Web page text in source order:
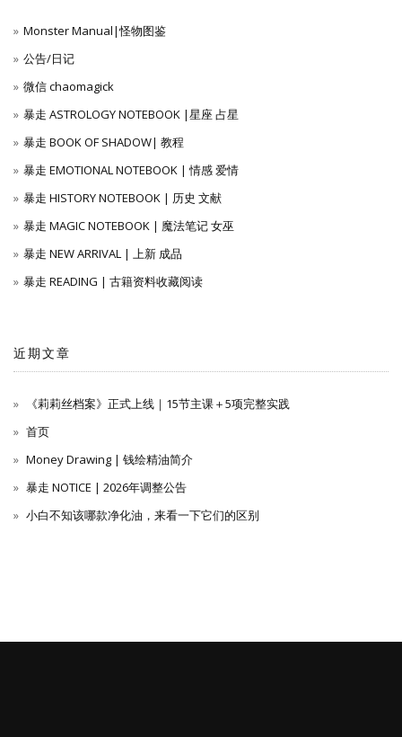
Monster Manual|怪物图鉴
公告/日记
微信 chaomagick
暴走 ASTROLOGY NOTEBOOK |星座 占星
暴走 BOOK OF SHADOW| 教程
暴走 EMOTIONAL NOTEBOOK | 情感 爱情
暴走 HISTORY NOTEBOOK | 历史 文献
暴走 MAGIC NOTEBOOK | 魔法笔记 女巫
暴走 NEW ARRIVAL | 上新 成品
暴走 READING | 古籍资料收藏阅读
近期文章
《莉莉丝档案》正式上线｜15节主课＋5项完整实践
首页
Money Drawing | 钱绘精油简介
暴走 NOTICE | 2026年调整公告
小白不知该哪款净化油，来看一下它们的区别